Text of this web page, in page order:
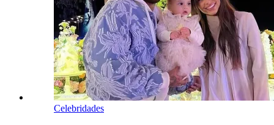
Celebridades